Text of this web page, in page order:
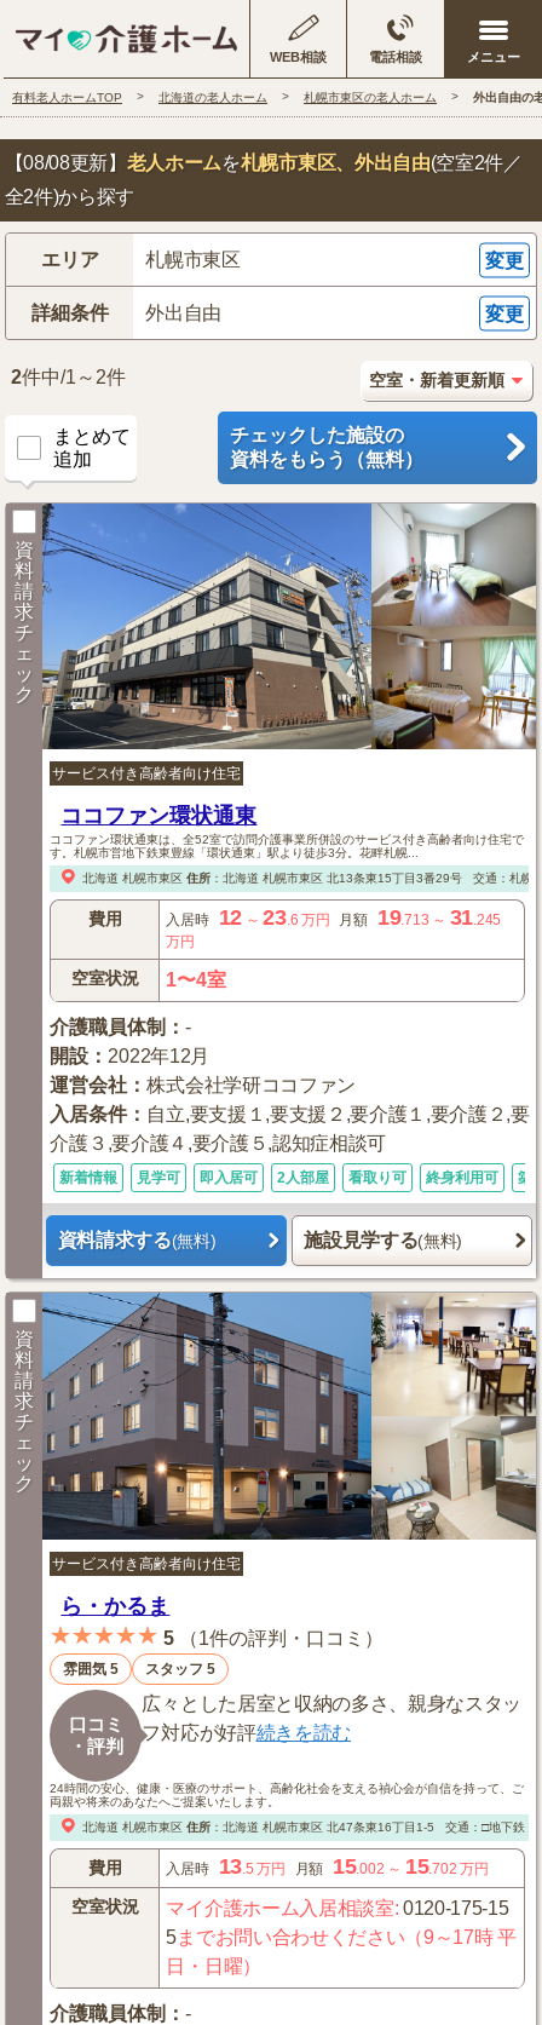
WEB相談 電話相談
有料老人ホームTOP 北海道の老人ホーム 札幌市東区の老人ホーム 外出自由の
【08/08更新】 老人ホームを札幌市東区、外出自由(空室2件／
全2件)から探す
エリア 札幌市東区 変更
詳細条件 外出自由 変更
2件中/1～2件
まとめて
追加
チェックした施設の
資料をもらう（無料）
資
料
請
求
チ
ェ
ッ
ク
サービス付き高齢者向け住宅
ココファン環状通東
ココファン環状通東は、全52室で訪問介護事業所併設のサービス付き高齢者向け住宅で
す。札幌市営地下鉄東豊線「環状通東」駅より徒歩3分。花畔札幌...
北海道 札幌市東区 住所： 北海道 札幌市東区北13条東15丁目3番29号 交通：札幌
費用 入居時 12 ～23.6 万円 月額 19.713 ～ 31.245
万円
空室状況 1〜4室
介護職員体制 ：-
開設 ： 2022年12月
運営会社 ：株式会社学研ココファン
入居条件： 自立,要支援１,要支援２,要介護１,要介護２,要
介護３,要介護４,要介護５,認知症相談可
新着情報 見学可 即入居可 2人部屋 看取り可 終身利用可 築
資料請求する(無料) 施設見学する(無料)
資
料
請
求
チ
ェ
ッ
ク
サービス付き高齢者向け住宅
ら・かるま
★★★★★ 5 （1件の評判・口コミ ）
雰囲気 5 スタッフ 5
口コミ
・評判
広々とした居室と収納の多さ、親身なスタッ
フ対応が好評続きを読む
24時間の安心、健康・医療のサポート、高齢化社会を支える禎心会が自信を持って、ご
両親や将来のあなたへご提案いたします。
北海道 札幌市東区 住所： 北海道 札幌市東区北47条東16丁目1-5 交通：□地下鉄「
費用 入居時 13 .5 万円 月額 15.002 ～ 15.702 万円
空室状況 マイ介護ホーム入居相談室:0120-175-15
5までお問い合わせください（9～17時 平
日・日曜）
介護職員体制 ：-